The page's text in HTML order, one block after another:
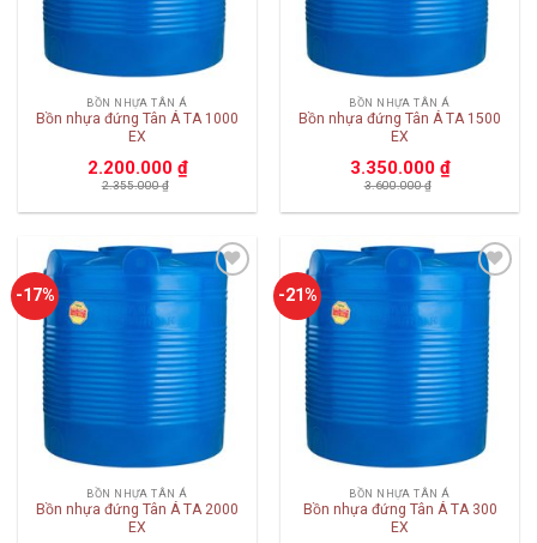
BỒN NHỰA TÂN Á
Bồn nhựa đứng Tân Á TA 1000
EX
2.200.000 ₫
2.355.000₫
BỒN NHỰA TÂN Á
Bồn nhựa đứng Tân Á TA 1500
EX
3.350.000 ₫
3.600.000₫
-17%
Add to
BỒN NHỰA TÂN Á
Bồn nhựa đứng Tân Á TA 2000
EX
-21%
Add to
BỒN NHỰA TÂN Á
Bồn nhựa đứng Tân Á TA 300
EX